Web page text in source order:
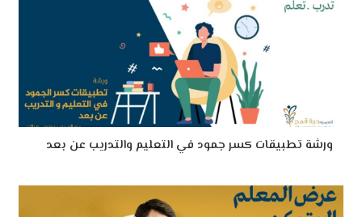
ورشة تطبيقات كسر جمود في التعليم والتدريب عن بعد